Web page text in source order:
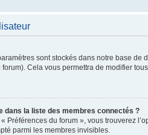
sont stockés dans notre base de
Cela vous permettra de modifier
dans la liste des membres connectés ?
Préférences du forum », vous trouverez
parmi les membres invisibles.